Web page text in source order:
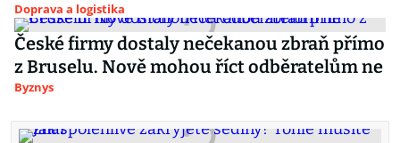
Doprava a logistika
České firmy dostaly nečekanou zbraň přímo
z Bruselu. Nově mohou říct odběratelům ne
Byznys